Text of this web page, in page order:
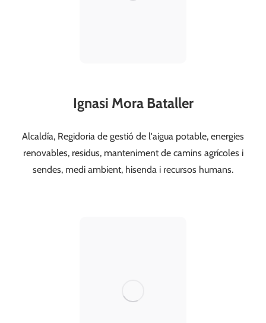
Ignasi Mora Bataller
Alcaldía, Regidoria de gestió de l'aigua potable, energies
renovables, residus, manteniment de camins agrícoles i
sendes, medi ambient, hisenda i recursos humans.
alcaldia@valldegallinera.es
663 518 483